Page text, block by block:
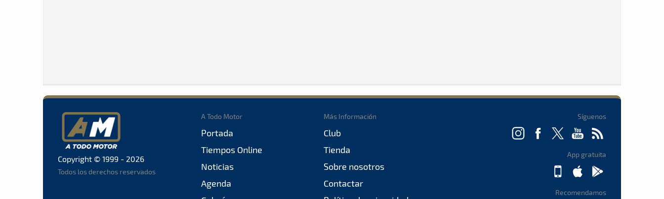
Copyright © 1999 - 2026
Todos los derechos reservados
A Todo Motor
Portada
Tiempos Online
Noticias
Agenda
Más Información
Club
Tienda
Sobre nosotros
Contactar
Síguenos
App gratuita
Recomendamos